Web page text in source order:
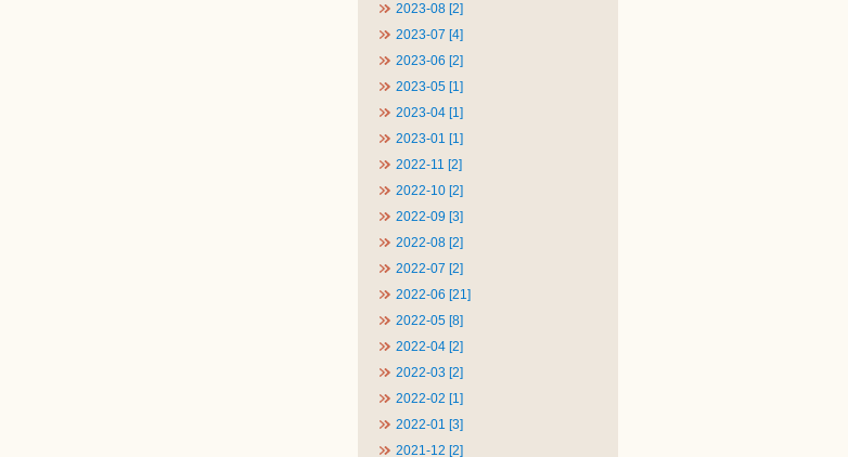
2023-08 [2]
2023-07 [4]
2023-06 [2]
2023-05 [1]
2023-04 [1]
2023-01 [1]
2022-11 [2]
2022-10 [2]
2022-09 [3]
2022-08 [2]
2022-07 [2]
2022-06 [21]
2022-05 [8]
2022-04 [2]
2022-03 [2]
2022-02 [1]
2022-01 [3]
2021-12 [2]